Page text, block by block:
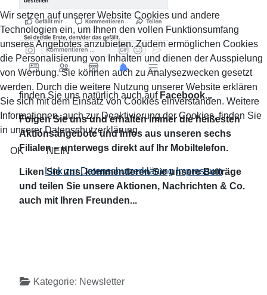
finden Sie uns natürlich auch aufFacebook...
Folgen Sie uns und erhalten immer die heißesten
Aktionsangebote und Infos aus unseren sechs
Filialen – unterwegs direkt auf Ihr Mobiltelefon.
Liken Sie uns, kommentieren Sie unsere Beiträge
und teilen Sie unsere Aktionen, Nachrichten & Co.
auch mit Ihren Freunden...
DetailsKategorie: Newsletter
Wir setzen auf unserer Website Cookies und andere
Technologien ein, um Ihnen den vollen Funktionsumfang
unseres Angebotes anzubieten. Zudem ermöglichen Cookies
die Personalisierung von Inhalten und dienen der Ausspielung
von Werbung. Sie können auch zu Analysezwecken gesetzt
werden. Durch die weitere Nutzung unserer Website erklären
Sie sich mit dem Einsatz von Cookies einverstanden. Weitere
Informationen, auch zur Deaktivierung der Cookies, finden Sie
in unserer Datenschutzerklärung.
OK NEIN
Link zur Datenschutzerklärung Impressum